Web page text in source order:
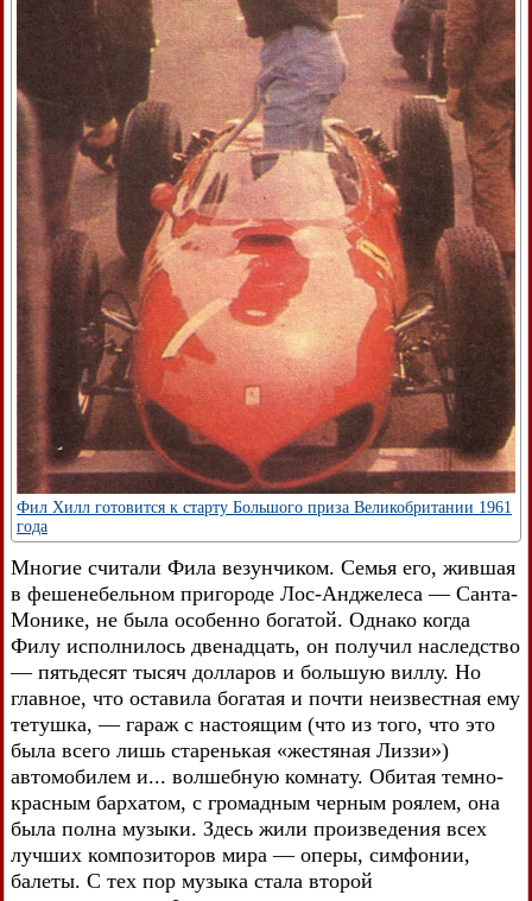
Фил Хилл готовится к старту Большого приза Великобритании 1961
года
Многие считали Фила везунчиком. Семья его, жившая
в фешенебельном пригороде Лос-Анджелеса — Санта-
Монике, не была особенно богатой. Однако когда
Филу исполнилось двенадцать, он получил наследство
— пятьдесят тысяч долларов и большую виллу. Но
главное, что оставила богатая и почти неизвестная ему
тетушка, — гараж с настоящим (что из того, что это
была всего лишь старенькая «жестяная Лиззи»)
автомобилем и... волшебную комнату. Обитая темно-
красным бархатом, с громадным черным роялем, она
была полна музыки. Здесь жили произведения всех
лучших композиторов мира — оперы, симфонии,
балеты. С тех пор музыка стала второй